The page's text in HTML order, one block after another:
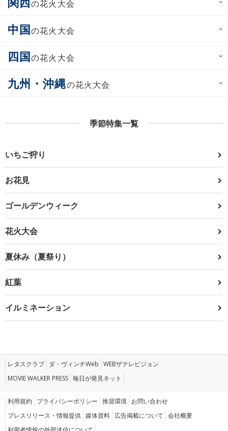
の花火大会
中国の花火大会
四国の花火大会
九州・沖縄の花火大会
季節特集一覧
いちご狩り
お花見
ゴールデンウィーク
花火大会
夏休み（夏祭り）
紅葉
イルミネーション
レタスクラブ ダ・ヴィンチWeb WEBザテレビジョン
MOVIE WALKER PRESS 毎日が発見ネット
利用規約 プライバシーポリシー 推奨環境 お問い合わせ
プレスリリース・情報提供 媒体資料 広告掲載について 会社概要